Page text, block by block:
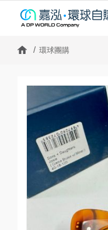
環球團購